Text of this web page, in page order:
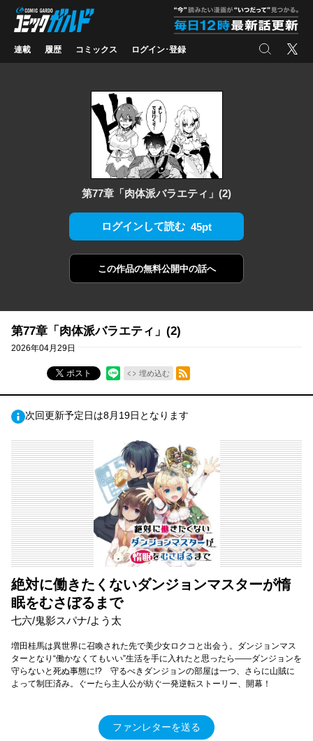
コミックガルド
連載 履歴 コミックス ログイン･登録 検索 X
第77章「肉体派バラエティ」(2)
ログインして読む 45pt
この作品の無料公開中の話へ
第77章「肉体派バラエティ」(2)
2026年04月29日
ポスト 埋め込む
RSSフィード
次回更新予定日は8月19日となります
絶対に働きたくないダンジョンマスターが惰
眠をむさぼるまで
七六/鬼影スパナ/よう太
増田桂馬は異世界に召喚された先で美少女ロクコと出会う。ダンジョンマス
ターとなり“働かなくてもいい”生活を手に入れたと思ったら――ダンジョンを
守らないと死ぬ事態に!? 守るべきダンジョンの部屋は一つ、さらに山賊に
よって制圧済み。ぐーたら主人公が紡ぐ一発逆転ストーリー、開幕！
ファンレターを送る